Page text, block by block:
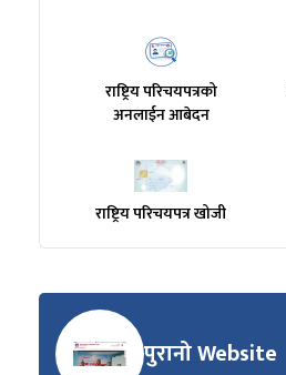
राष्ट्रिय परिचयपत्रको
अनलाईन आबेदन
राष्ट्रिय परिचयपत्र खोजी
पुरानो Website